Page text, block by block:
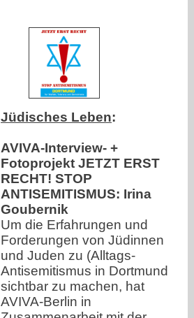
Jüdisches Leben:
AVIVA-Interview- +
Fotoprojekt JETZT ERST
RECHT! STOP
ANTISEMITISMUS: Irina
Goubernik
Um die Erfahrungen und
Forderungen von Jüdinnen
und Juden zu (Alltags-
Antisemitismus in Dortmund
sichtbar zu machen, hat
AVIVA-Berlin in